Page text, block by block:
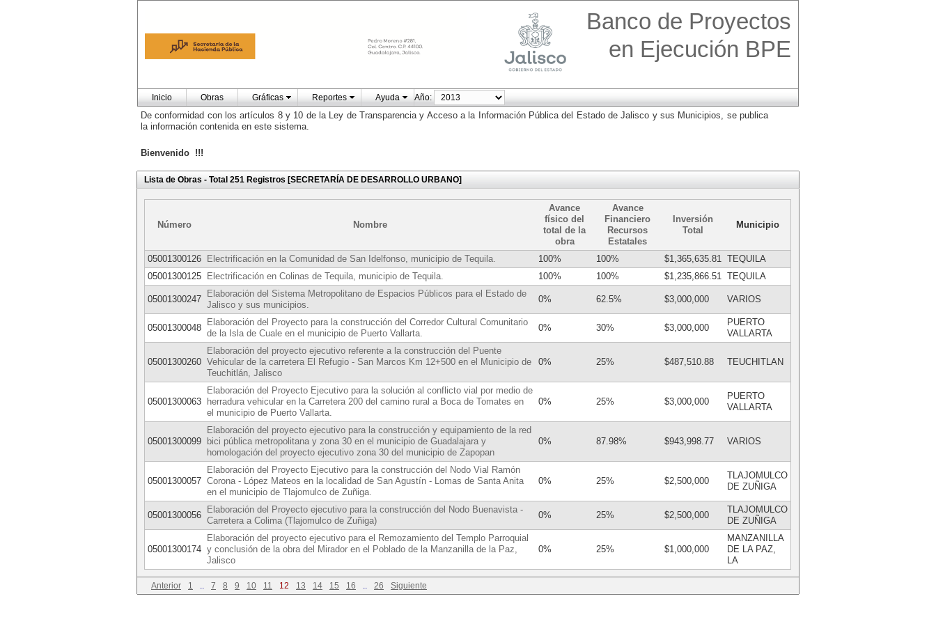
Banco de Proyectos
en Ejecución BPE
Inicio Obras Gráficas Reportes Ayuda Año:
De conformidad con los artículos 8 y 10 de la Ley de Transparencia y Acceso a la Información Pública del Estado de Jalisco y sus Municipios, se publica
la información contenida en este sistema.
Bienvenido !!!
Lista de Obras - Total 251 Registros [SECRETARÍA DE DESARROLLO URBANO]
Número Nombre
Avance
físico del
total de la
obra
Avance
Financiero
Recursos
Estatales
Inversión
Total
Municipio
05001300126 Electrificación en la Comunidad de San Idelfonso, municipio de Tequila. 100% 100% $1,365,635.81
TEQUILA
05001300125 Electrificación en Colinas de Tequila, municipio de Tequila. 100% 100% $1,235,866.51 TEQUILA
05001300247
Elaboración del Sistema Metropolitano de Espacios Públicos para el Estado de
Jalisco y sus municipios.
0% 62.5% $3,000,000 VARIOS
05001300048
Elaboración del Proyecto para la construcción del Corredor Cultural Comunitario
de la Isla de Cuale en el municipio de Puerto Vallarta.
0% 30% $3,000,000
PUERTO
VALLARTA
05001300260
Elaboración del proyecto ejecutivo referente a la construcción del Puente
Vehicular de la carretera El Refugio - San Marcos Km 12+500 en el Municipio de
Teuchitlán, Jalisco
0% 25% $487,510.88 TEUCHITLAN
05001300063
Elaboración del Proyecto Ejecutivo para la solución al conflicto vial por medio de
herradura vehicular en la Carretera 200 del camino rural a Boca de Tomates en
el municipio de Puerto Vallarta.
0% 25% $3,000,000
PUERTO
VALLARTA
05001300099
Elaboración del proyecto ejecutivo para la construcción y equipamiento de la red
bici pública metropolitana y zona 30 en el municipio de Guadalajara y
homologación del proyecto ejecutivo zona 30 del municipio de Zapopan
0% 87.98% $943,998.77 VARIOS
05001300057
Elaboración del Proyecto Ejecutivo para la construcción del Nodo Vial Ramón
Corona - López Mateos en la localidad de San Agustín - Lomas de Santa Anita
en el municipio de Tlajomulco de Zuñiga.
0% 25% $2,500,000
TLAJOMULCO
DE ZUÑIGA
05001300056
Elaboración del Proyecto ejecutivo para la construcción del Nodo Buenavista -
Carretera a Colima (Tlajomulco de Zuñiga)
0% 25% $2,500,000
TLAJOMULCO
DE ZUÑIGA
05001300174
Elaboración del proyecto ejecutivo para el Remozamiento del Templo Parroquial
y conclusión de la obra del Mirador en el Poblado de la Manzanilla de la Paz,
Jalisco
0% 25% $1,000,000
MANZANILLA
DE LA PAZ,
LA
Anterior 1 7 8 9 10 11 12 13 14 15 16 26 Siguiente